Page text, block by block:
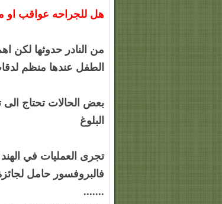
هل للجراحه عواقب او
من النادر حدوثها لكن
الطفل عندها منظم
بعض الحالات تحتاج
البلوغ
تجرى العمليات في
فالبروفسور حامل
.......